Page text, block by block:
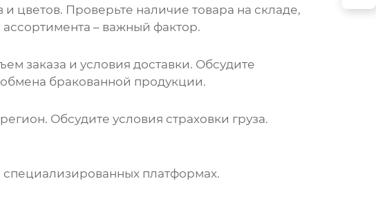
цветов. Проверьте наличие товара на складе,
– важный фактор.
заказа и условия доставки. Обсудите
бракованной продукции.
Обсудите условия страховки груза.
специализированных платформах.